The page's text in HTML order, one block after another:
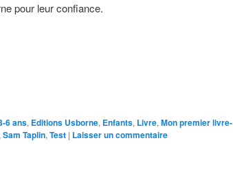
pour leur confiance.
6 ans, Editions Usborne, Enfants, Livre, Mon premier livre-
Sam Taplin, Test | Laisser un commentaire